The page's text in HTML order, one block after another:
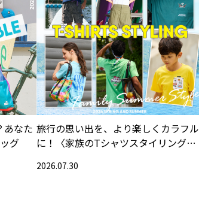
あなた
グ
旅行の思い出を、より楽しくカラフル
に！〈家族のTシャツスタイリング特
2026.07.30